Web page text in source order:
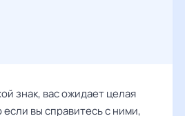
знак, вас ожидает целая
вы справитесь с ними,